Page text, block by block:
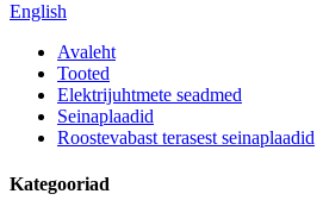
English
Avaleht
Tooted
Elektrijuhtmete seadmed
Seinaplaadid
Roostevabast terasest seinaplaadid
Kategooriad